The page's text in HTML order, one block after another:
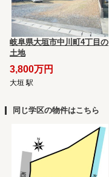
岐阜県大垣市中川町4丁目の
土地
3,800万円
大垣 駅
同じ学区の物件はこちら